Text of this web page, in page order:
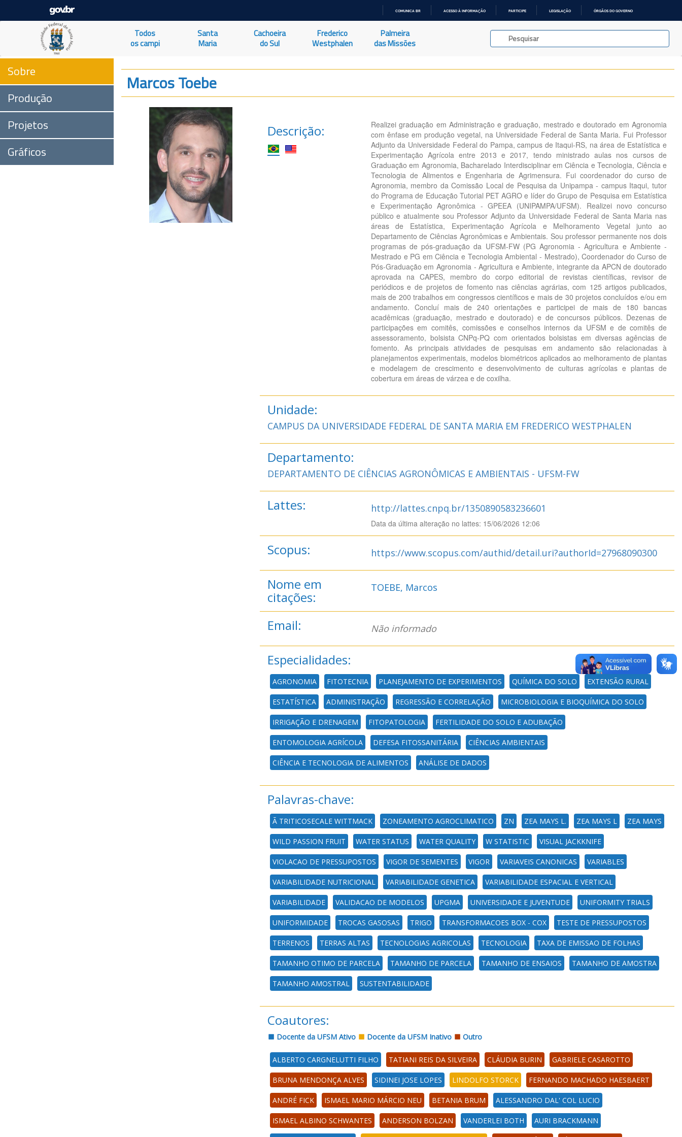
O
COMUNICA BR ACESSO À INFORMAÇÃO PARTICIPE LEGISLAÇÃO ÓRGÃOS DO GOVERNO
Todos
os campi
Santa
Maria
Cachoeira
do Sul
Frederico
Westphalen
Palmeira
das Missões
Sobre
Produção
Projetos
Gráficos
Marcos Toebe
Descrição:
Realizei graduação em Administração e graduação, mestrado e doutorado em Agronomia
com ênfase em produção vegetal, na Universidade Federal de Santa Maria. Fui Professor
Adjunto da Universidade Federal do Pampa, campus de Itaqui-RS, na área de Estatística e
Experimentação Agrícola entre 2013 e 2017, tendo ministrado aulas nos cursos de
Graduação em Agronomia, Bacharelado Interdisciplinar em Ciência e Tecnologia, Ciência e
Tecnologia de Alimentos e Engenharia de Agrimensura. Fui coordenador do curso de
Agronomia, membro da Comissão Local de Pesquisa da Unipampa - campus Itaqui, tutor
do Programa de Educação Tutorial PET AGRO e líder do Grupo de Pesquisa em Estatística
e Experimentação Agronômica - GPEEA (UNIPAMPA/UFSM). Realizei novo concurso
público e atualmente sou Professor Adjunto da Universidade Federal de Santa Maria nas
áreas de Estatística, Experimentação Agrícola e Melhoramento Vegetal junto ao
Departamento de Ciências Agronômicas e Ambientais. Sou professor permanente nos dois
programas de pós-graduação da UFSM-FW (PG Agronomia - Agricultura e Ambiente -
Mestrado e PG em Ciência e Tecnologia Ambiental - Mestrado), Coordenador do Curso de
Pós-Graduação em Agronomia - Agricultura e Ambiente, integrante da APCN de doutorado
aprovada na CAPES, membro do corpo editorial de revistas científicas, revisor de
periódicos e de projetos de fomento nas ciências agrárias, com 125 artigos publicados,
mais de 200 trabalhos em congressos científicos e mais de 30 projetos concluídos e/ou em
andamento. Concluí mais de 240 orientações e participei de mais de 180 bancas
acadêmicas (graduação, mestrado e doutorado) e de concursos públicos. Dezenas de
participações em comitês, comissões e conselhos internos da UFSM e de comitês de
assessoramento, bolsista CNPq-PQ com orientados bolsistas em diversas agências de
fomento. As principais atividades de pesquisas em andamento são relacionadas à
planejamentos experimentais, modelos biométricos aplicados ao melhoramento de plantas
e modelagem de crescimento e desenvolvimento de culturas agrícolas e plantas de
cobertura em áreas de várzea e de coxilha.
Unidade:
CAMPUS DA UNIVERSIDADE FEDERAL DE SANTA MARIA EM FREDERICO WESTPHALEN
Departamento:
DEPARTAMENTO DE CIÊNCIAS AGRONÔMICAS E AMBIENTAIS - UFSM-FW
Lattes: http://lattes.cnpq.br/1350890583236601
Data da última alteração no lattes: 15/06/2026 12:06
Scopus: https://www.scopus.com/authid/detail.uri?authorId=27968090300
Nome em
citações:
TOEBE, Marcos
Email: Não informado
Especialidades:
AGRONOMIA FITOTECNIA PLANEJAMENTO DE EXPERIMENTOS QUÍMICA DO SOLO EXTENSÃO RURAL
ESTATÍSTICA ADMINISTRAÇÃO REGRESSÃO E CORRELAÇÃO MICROBIOLOGIA E BIOQUÍMICA DO SOLO
IRRIGAÇÃO E DRENAGEM FITOPATOLOGIA FERTILIDADE DO SOLO E ADUBAÇÃO
ENTOMOLOGIA AGRÍCOLA DEFESA FITOSSANITÁRIA CIÊNCIAS AMBIENTAIS
CIÊNCIA E TECNOLOGIA DE ALIMENTOS ANÁLISE DE DADOS
Palavras-chave:
Ã TRITICOSECALE WITTMACK ZONEAMENTO AGROCLIMATICO ZN ZEA MAYS L. ZEA MAYS L ZEA MAYS
WILD PASSION FRUIT WATER STATUS WATER QUALITY W STATISTIC VISUAL JACKKNIFE
VIOLACAO DE PRESSUPOSTOS VIGOR DE SEMENTES VIGOR VARIAVEIS CANONICAS VARIABLES
VARIABILIDADE NUTRICIONAL VARIABILIDADE GENETICA VARIABILIDADE ESPACIAL E VERTICAL
VARIABILIDADE VALIDACAO DE MODELOS UPGMA UNIVERSIDADE E JUVENTUDE UNIFORMITY TRIALS
UNIFORMIDADE TROCAS GASOSAS TRIGO TRANSFORMACOES BOX - COX TESTE DE PRESSUPOSTOS
TERRENOS TERRAS ALTAS TECNOLOGIAS AGRICOLAS TECNOLOGIA TAXA DE EMISSAO DE FOLHAS
TAMANHO OTIMO DE PARCELA TAMANHO DE PARCELA TAMANHO DE ENSAIOS TAMANHO DE AMOSTRA
TAMANHO AMOSTRAL SUSTENTABILIDADE
Coautores:
Docente da UFSM Ativo Docente da UFSM Inativo Outro
ALBERTO CARGNELUTTI FILHO TATIANI REIS DA SILVEIRA CLÁUDIA BURIN GABRIELE CASAROTTO
BRUNA MENDONÇA ALVES SIDINEI JOSE LOPES LINDOLFO STORCK FERNANDO MACHADO HAESBAERT
ANDRÉ FICK ISMAEL MARIO MÁRCIO NEU BETANIA BRUM ALESSANDRO DAL' COL LUCIO
ISMAEL ALBINO SCHWANTES ANDERSON BOLZAN VANDERLEI BOTH AURI BRACKMANN